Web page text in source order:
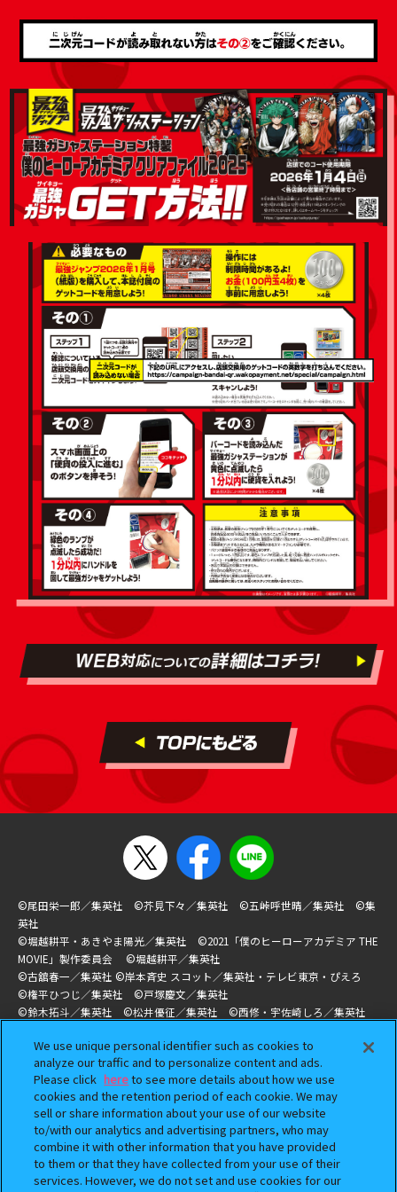
©尾田栄一郎／集英社 ©芥見下々／集英社 ©五峠呼世晴／集英社 ©集
英社
©堀越耕平・あきやま陽光／集英社 ©2021「僕のヒーローアカデミア THE
MOVIE」製作委員会 ©堀越耕平／集英社
©古舘春一／集英社 ©岸本斉史 スコット／集英社・テレビ東京・ぴえろ
©権平ひつじ／集英社 ©戸塚慶文／集英社
©鈴木拓斗／集英社 ©松井優征／集英社 ©西修・宇佐崎しろ／集英社
集英社
©久保帯人／集英社 ©空知英秋／集英社 ©末永裕樹・馬上鷹将／集英
社 ©藤巻忠俊／集英社 ©川江康太／集英社
“GASHAPON.JP”に掲載されている全ての画像、文章、データの無断転用、
転載をお断りします。
“ガシャポン”は株式会社バンダイの登録商標です。
We use unique personal identifier such as cookies to
analyze our traffic and to personalize content and ads.
Please click hereto see more details about how we use
cookies and the retention period of each cookie. We may
sell or share information about your use of our website
to/with our analytics and advertising partners, who may
combine it with other information that you have provided
to them or that they have collected from your use of their
services. However, we do not set and use cookies for our